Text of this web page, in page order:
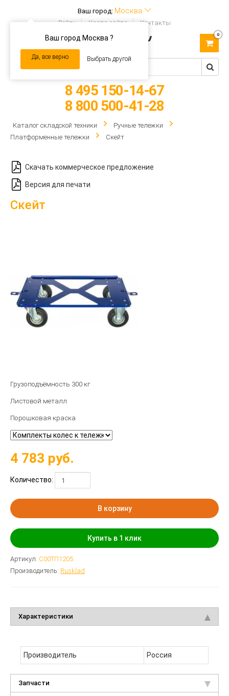
Ваш город: Москва
Ваш город Москва ?
Да, все верно Выбрать другой
Войти Карта сайта Контакты
navigation
0
8 495 150-14-67
8 800 500-41-28
Каталог складской техники
Ручные тележки
Платформенные тележки
Скейт
Скачать коммерческое предложение
Версия для печати
Скейт
Грузоподъёмность 300 кг
Листовой металл
Порошковая краска
4 783 руб.
Количество:
В корзину
Купить в 1 клик
Артикул: С00ТП1205
Производитель: Rusklad
Характеристики
Производитель Россия
Запчасти